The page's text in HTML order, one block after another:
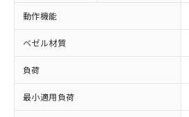
動作機能
ベゼル材質
負荷
最小適用負荷